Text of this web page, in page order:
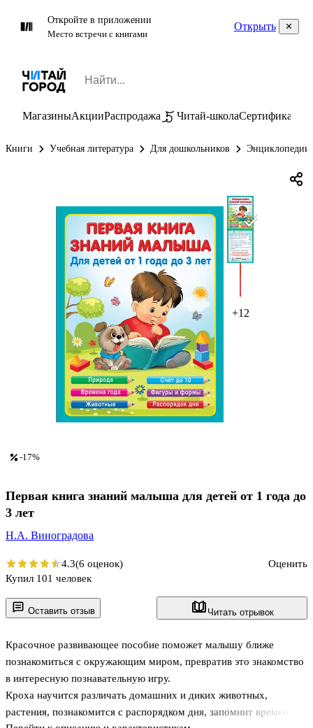
Откройте в приложении
Место встречи с книгами
Открыть
МагазиныАкцииРаспродажа Читай-школаСертификаты
Книги Учебная литература Для дошкольников Энциклопедии
+12
Оставить отзыв Читать отрывок
Красочное развивающее пособие поможет малышу ближе
познакомиться с окружающим миром, превратив это знакомство
в интересную познавательную игру.
Кроха научится различать домашних и диких животных,
растения, познакомится с распорядком дня, запомнит времена
-17%
Первая книга знаний малыша для детей от 1 года до
3 лет
Н.А. Виноградова
4.3(6 оценок)
Оценить
Купил 101 человек